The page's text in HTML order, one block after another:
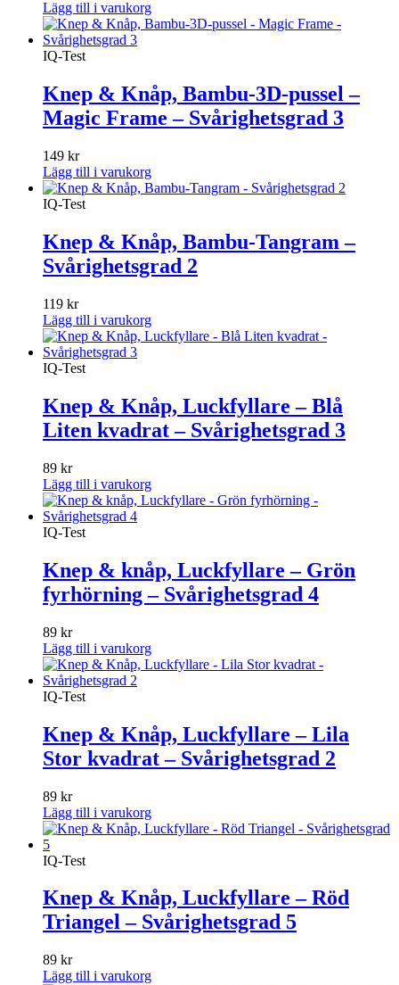
Lägg till i varukorg
IQ-Test
Knep & Knåp, Bambu-3D-pussel –
Magic Frame – Svårighetsgrad 3
149 kr
Lägg till i varukorg
IQ-Test
Knep & Knåp, Bambu-Tangram –
Svårighetsgrad 2
119 kr
Lägg till i varukorg
IQ-Test
Knep & Knåp, Luckfyllare – Blå
Liten kvadrat – Svårighetsgrad 3
89 kr
Lägg till i varukorg
IQ-Test
Knep & knåp, Luckfyllare – Grön
fyrhörning – Svårighetsgrad 4
89 kr
Lägg till i varukorg
IQ-Test
Knep & Knåp, Luckfyllare – Lila
Stor kvadrat – Svårighetsgrad 2
89 kr
Lägg till i varukorg
IQ-Test
Knep & Knåp, Luckfyllare – Röd
Triangel – Svårighetsgrad 5
89 kr
Lägg till i varukorg